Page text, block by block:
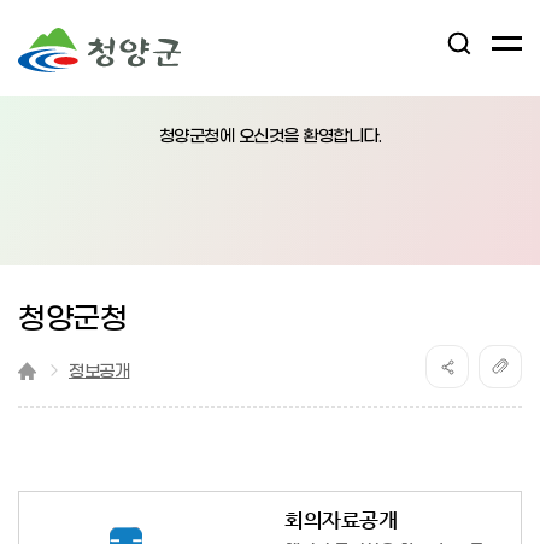
검
어
청양군청에 오신것을 환영합니다.
청양군청
정보공개
회의자료공개